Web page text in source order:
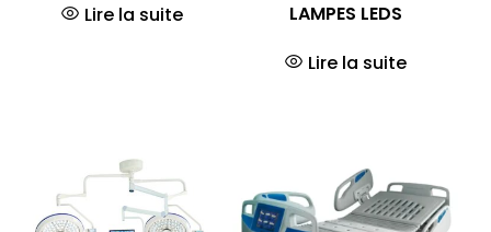
Lire la suite
LAMPES LEDS
Lire la suite